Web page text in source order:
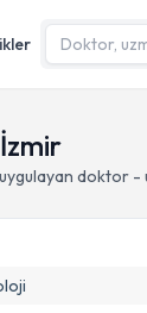
uygulayan doktor -